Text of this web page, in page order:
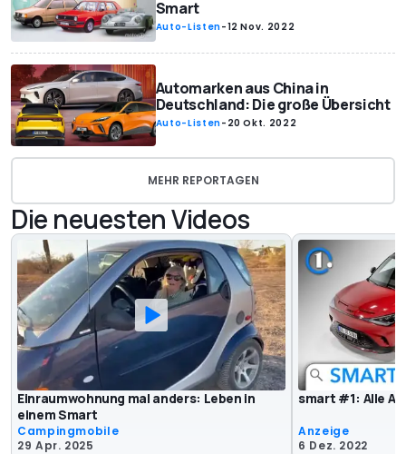
Smart
Auto-Listen-12 Nov. 2022
Automarken aus China in
Deutschland: Die große Übersicht
Auto-Listen- 20 Okt. 2022
MEHR REPORTAGEN
Die neuesten Videos
Einraumwohnung mal anders: Leben in
einem Smart
Campingmobile
29 Apr. 2025
smart #1: Alle
Anzeige
6 Dez. 2022